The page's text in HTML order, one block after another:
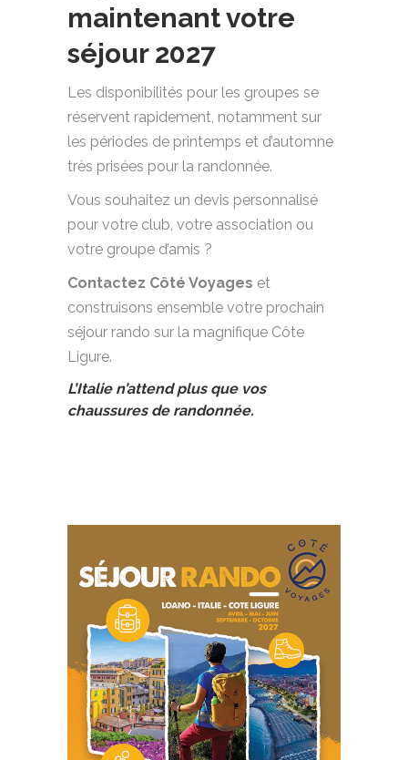
maintenant votre
séjour 2027
Les disponibilités pour les groupes se
réservent rapidement, notamment sur
les périodes de printemps et d’automne
très prisées pour la randonnée.
Vous souhaitez un devis personnalisé
pour votre club, votre association ou
votre groupe d’amis ?
Contactez Côté Voyages et
construisons ensemble votre prochain
séjour rando sur la magnifique Côte
Ligure.
L’Italie n’attend plus que vos
chaussures de randonnée.